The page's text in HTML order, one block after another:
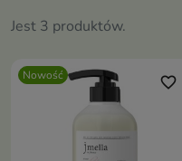
Jest 3 produktów.
Nowość favorite_border